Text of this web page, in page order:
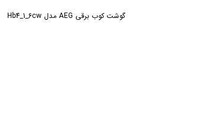
گوشت کوب برقی AEG مدل Hb4_1_6cw